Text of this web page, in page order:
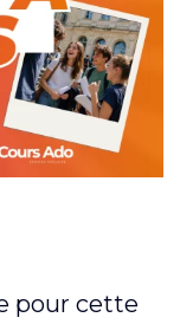
pour cette